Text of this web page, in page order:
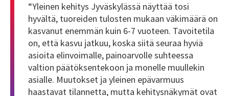
“Yleinen kehitys Jyväskylässä näyttää tosi
hyvältä, tuoreiden tulosten mukaan väkimäärä on
kasvanut enemmän kuin 6-7 vuoteen. Tavoitetila
on, että kasvu jatkuu, koska siitä seuraa hyviä
asioita elinvoimalle, painoarvolle suhteessa
valtion päätöksentekoon ja monelle muullekin
asialle. Muutokset ja yleinen epävarmuus
haastavat tilannetta, mutta kehitysnäkymät ovat